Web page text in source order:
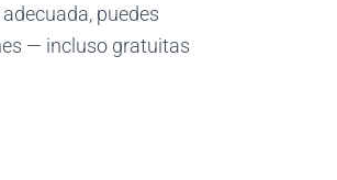
puedes
— incluso gratuitas